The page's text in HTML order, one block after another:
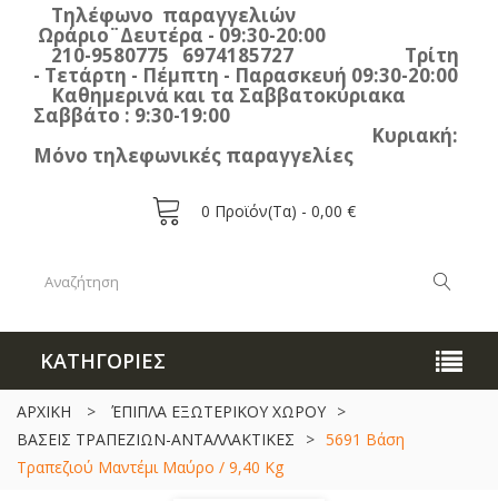
Τηλέφωνο παραγγελιών
Ωράριο¨Δευτέρα - 09:30-20:00
210-9580775 6974185727 Τρίτη
- Τετάρτη - Πέμπτη - Παρασκευή 09:30-20:00
Καθημερινά και τα Σαββατοκύριακα
Σαββάτο : 9:30-19:00
Κυριακή:
Μόνο τηλεφωνικές παραγγελίες
0 Προϊόν(τα) - 0,00 €
ΚΑΤΗΓΟΡΙΕΣ
ΑΡΧΙΚΗ > ΈΠΙΠΛΑ ΕΞΩΤΕΡΙΚΟΥ ΧΩΡΟΥ >
ΒΑΣΕΙΣ ΤΡΑΠΕΖΙΩΝ-ΑΝΤΑΛΛΑΚΤΙΚΕΣ
> 5691 Βάση
Τραπεζιού Μαντέμι Μαύρο / 9,40 Kg